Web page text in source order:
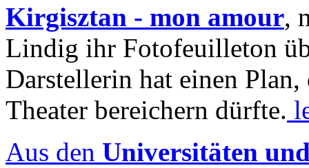
Kirgisztan - mon amour,
Lindig ihr Fotofeuilleton
Darstellerin hat einen Plan,
Theater bereichern dürfte.
Aus den Universitäten